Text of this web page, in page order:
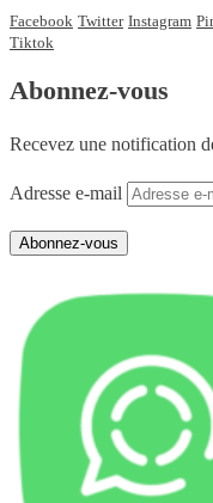
Facebook Twitter Instagram
Tiktok
Abonnez-vous
Recevez une notification
Adresse e-mail
Abonnez-vous